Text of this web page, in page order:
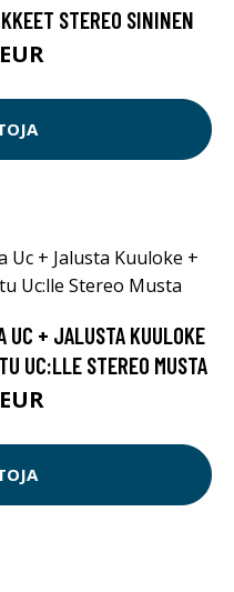
STEREO SININEN
+ JALUSTA KUULOKE
UC:LLE STEREO MUSTA